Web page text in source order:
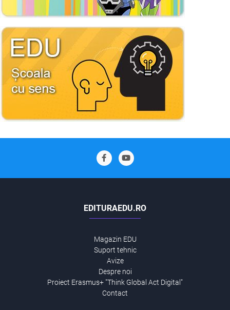
EDITURAEDU.RO
Magazin EDU
Suport tehnic
Avize
Despre noi
Proiect Erasmus+ "Think Global Act Digital"
Contact